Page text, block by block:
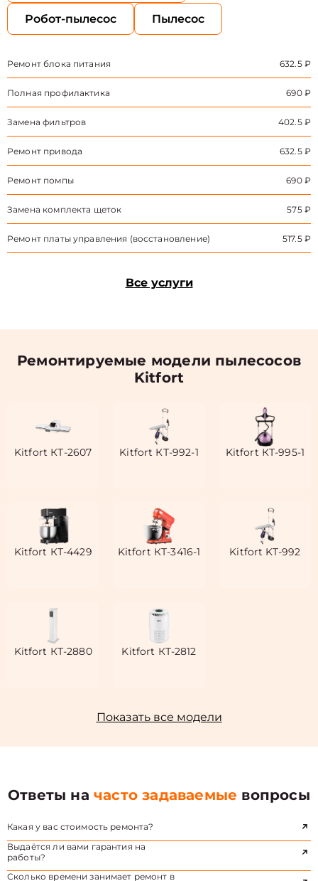
Робот-пылесос Пылесос
Ремонт блока питания 632.5 ₽
Полная профилактика 690 ₽
Замена фильтров 402.5 ₽
Ремонт привода 632.5 ₽
Ремонт помпы 690 ₽
Замена комплекта щеток 575 ₽
Ремонт платы управления (восстановление) 517.5 ₽
Все услуги
Ремонтируемые модели пылесосов
Kitfort
Kitfort КТ-2607 Kitfort КТ-992-1 Kitfort КТ-995-1
Kitfort КТ-4429 Kitfort КТ-3416-1 Kitfort KT-992
Kitfort КТ-2880 Kitfort КТ-2812
Показать все модели
Ответы начасто задаваемые вопросы
Какая у вас стоимость ремонта?
Выдаётся ли вами гарантия на
работы?
Сколько времени занимает ремонт в